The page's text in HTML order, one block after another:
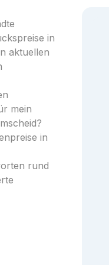
in
aktuellen
mein
in
rund